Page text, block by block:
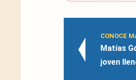
CONOCE
Matías
joven